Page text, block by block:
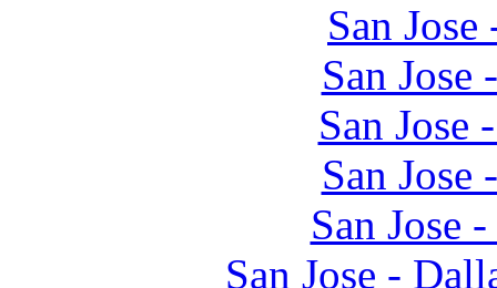
San
San
San Jose
San Jose
San Jose
San Jose -